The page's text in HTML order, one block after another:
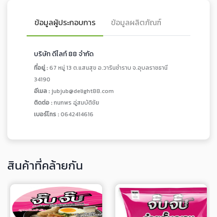
ข้อมูลผู้ประกอบการ ข้อมูลผลิตภัณฑ์
บริษัท ดีไลท์ 88 จำกัด
ที่อยู่ :67 หมู่ 13 ต.แสนสุข อ.วารินชำราบ จ.อุบลราชธานี
34190
อีเมล : jubjub@delight88.com
ติดต่อ :กนกพร อู่สมบัติชัย
เบอร์โทร :0642414616
สินค้าที่คล้ายกัน